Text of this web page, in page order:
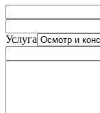
Услуга